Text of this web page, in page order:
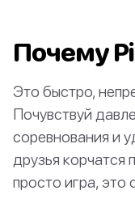
Почему
Это быстро,
Почувствуй
соревнования и
друзья
просто игра, это